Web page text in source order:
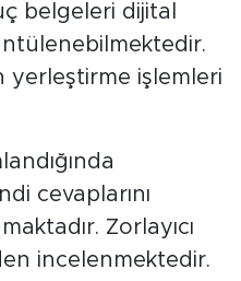
belgeleri dijital
yerleştirme işlemleri
cevaplarını
Zorlayıcı
incelenmektedir.